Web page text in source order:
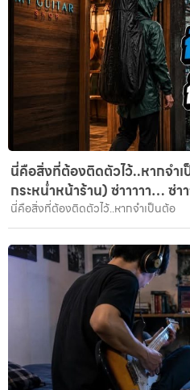
นี่คือสิ่งที่ต้องติดตัวไว้..หากจำ
กระหน่ำหน้าร้าน) ซ่าาาาา… ซ่า
นี่คือสิ่งที่ต้องติดตัวไว้..หากจำเป็นต้อ